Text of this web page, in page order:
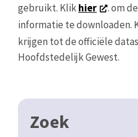
gebruikt. Klikhier
. om
informatie te downloaden.
krijgen tot de officiële
Hoofdstedelijk Gewest.
Zoek